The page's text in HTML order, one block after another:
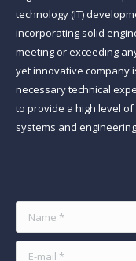
technology (IT)
incorporating solid
meeting or exceeding
yet innovative company
necessary technical
to provide a high level
systems and
Name *
E-mail *